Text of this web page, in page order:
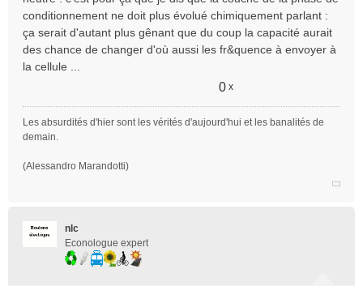
conditionnement ne doit plus évolué chimiquement parlant :
ça serait d'autant plus gênant que du coup la capacité aurait
des chance de changer d'où aussi les fr&quence à envoyer à
la cellule ...
0 x
Les absurdités d'hier sont les vérités d'aujourd'hui et les banalités de
demain.
(Alessandro Marandotti)
nlc
Econologue expert